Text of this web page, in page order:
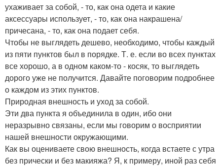
ухаживает за собой, - то, как она одета и какие
аксессуары использует, - то, как она накрашена/
причесана, - то, как она подает себя.
Чтобы не выглядеть дешево, необходимо, чтобы каждый
из пяти пунктов был в порядке. Т. е. если во всех пунктах
все хорошо, а в одном каком-то - косяк, то выглядеть
дорого уже не получится. Давайте поговорим подробнее
о каждом из этих пунктов.
Природная внешность и уход за собой.
Эти два пункта я объединила в один, ибо они
неразрывно связаны, если мы говорим о восприятии
нашей внешности окружающими.
Как вы оцениваете свою внешность, когда встаете с утра
без прически и без макияжа? Я, к примеру, иной раз себя